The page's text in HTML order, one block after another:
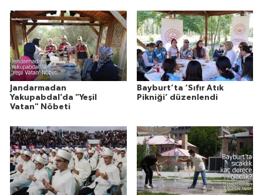
Jandarmadan
Yakupabdal’da "Yeşil
Vatan" Nöbeti
Bayburt’ta ‘Sıfır Atık
Pikniği’ düzenlendi